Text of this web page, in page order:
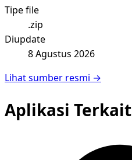
Tipe file
.zip
Diupdate
8 Agustus 2026
Lihat sumber resmi →
Aplikasi Terkait